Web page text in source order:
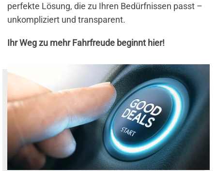
perfekte Lösung, die zu Ihren Bedürfnissen passt –
unkompliziert und transparent.
Ihr Weg zu mehr Fahrfreude beginnt hier!